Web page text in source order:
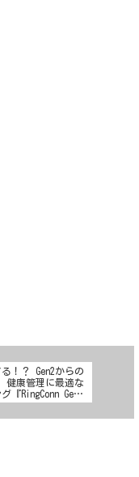
！？ Gen2からの
健康管理に最適な
『RingConn Gen